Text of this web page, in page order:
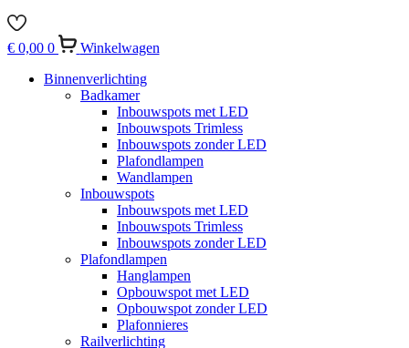
€ 0,00 0
Winkelwagen
Binnenverlichting
Badkamer
Inbouwspots met LED
Inbouwspots Trimless
Inbouwspots zonder LED
Plafondlampen
Wandlampen
Inbouwspots
Inbouwspots met LED
Inbouwspots Trimless
Inbouwspots zonder LED
Plafondlampen
Hanglampen
Opbouwspot met LED
Opbouwspot zonder LED
Plafonnieres
Railverlichting